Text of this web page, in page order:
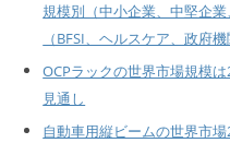
規模別（中小企業、中堅企
（BFSI、ヘルスケア、政府
OCPラックの世界市場規模
見通し
自動車用縦ビームの世界市